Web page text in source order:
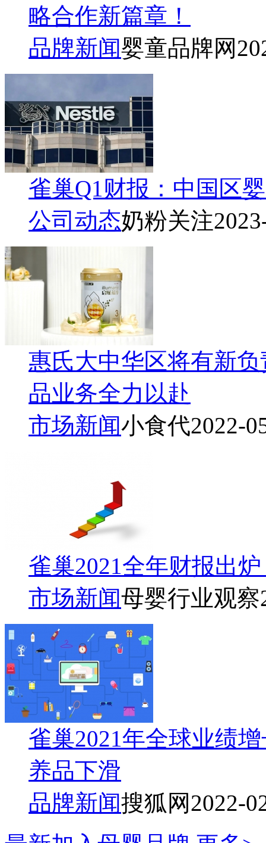
略合作新篇章！
品牌新闻婴童品牌网
雀巢Q1财报：中国区
公司动态奶粉关注
惠氏大中华区将有新
品业务全力以赴
市场新闻小食代2022-
雀巢2021全年财报出
市场新闻母婴行业观察
雀巢2021年全球业绩
养品下滑
品牌新闻搜狐网2022-